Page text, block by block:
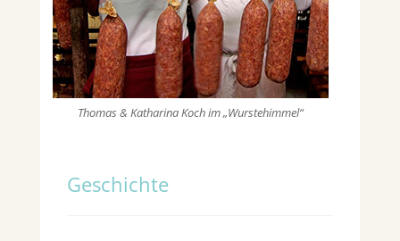
Thomas & Katharina Koch im „Wurstehimmel“
Geschichte